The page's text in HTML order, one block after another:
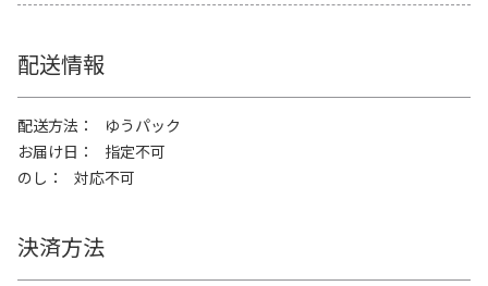
配送情報
配送方法
ゆうパック
お届け日
指定不可
のし
対応不可
決済方法